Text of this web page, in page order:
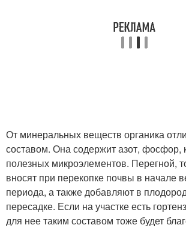
От минеральных веществ органика
составом. Она содержит азот, фосфор,
полезных микроэлементов. Перегной,
вносят при перекопке почвы в начале
периода, а также добавляют в
пересадке. Если на участке есть
для нее таким составом тоже будет